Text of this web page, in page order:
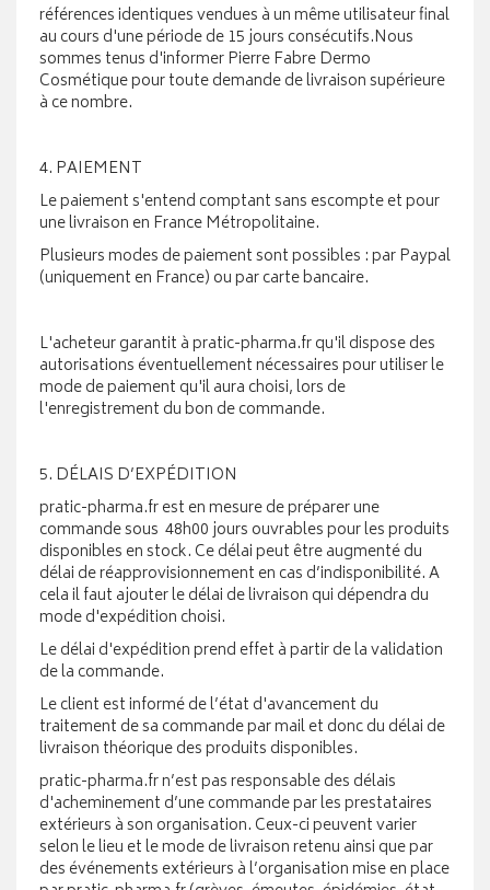
références identiques vendues à un même utilisateur final
au cours d'une période de 15 jours consécutifs.Nous
sommes tenus d'informer Pierre Fabre Dermo
Cosmétique pour toute demande de livraison supérieure
à ce nombre.
4. PAIEMENT
Le paiement s'entend comptant sans escompte et pour
une livraison en France Métropolitaine.
Plusieurs modes de paiement sont possibles : par Paypal
(uniquement en France) ou par carte bancaire.
L'acheteur garantit à pratic-pharma.fr qu'il dispose des
autorisations éventuellement nécessaires pour utiliser le
mode de paiement qu'il aura choisi, lors de
l'enregistrement du bon de commande.
5. DÉLAIS D’EXPÉDITION
pratic-pharma.fr est en mesure de préparer une
commande sous 48h00 jours ouvrables pour les produits
disponibles en stock. Ce délai peut être augmenté du
délai de réapprovisionnement en cas d’indisponibilité. A
cela il faut ajouter le délai de livraison qui dépendra du
mode d'expédition choisi.
Le délai d'expédition prend effet à partir de la validation
de la commande.
Le client est informé de l’état d'avancement du
traitement de sa commande par mail et donc du délai de
livraison théorique des produits disponibles.
pratic-pharma.fr n’est pas responsable des délais
d'acheminement d’une commande par les prestataires
extérieurs à son organisation. Ceux-ci peuvent varier
selon le lieu et le mode de livraison retenu ainsi que par
des événements extérieurs à l’organisation mise en place